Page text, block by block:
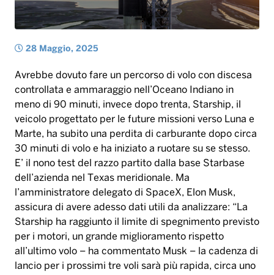
28 Maggio, 2025
Avrebbe dovuto fare un percorso di volo con discesa
controllata e ammaraggio nell’Oceano Indiano in
meno di 90 minuti, invece dopo trenta, Starship, il
veicolo progettato per le future missioni verso Luna e
Marte, ha subito una perdita di carburante dopo circa
30 minuti di volo e ha iniziato a ruotare su se stesso.
E’ il nono test del razzo partito dalla base Starbase
dell’azienda nel Texas meridionale. Ma
l’amministratore delegato di SpaceX, Elon Musk,
assicura di avere adesso dati utili da analizzare: “La
Starship ha raggiunto il limite di spegnimento previsto
per i motori, un grande miglioramento rispetto
all’ultimo volo – ha commentato Musk – la cadenza di
lancio per i prossimi tre voli sarà più rapida, circa uno